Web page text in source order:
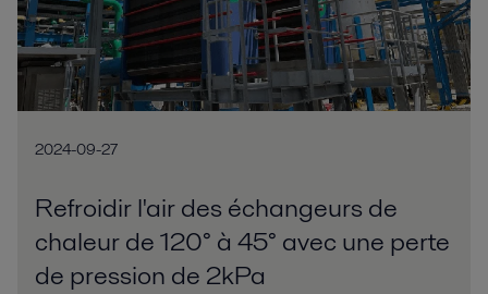
2024-09-27
Refroidir l'air des échangeurs de
chaleur de 120° à 45° avec une perte
de pression de 2kPa